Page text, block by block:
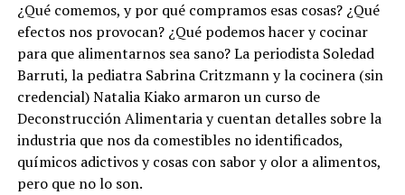
¿Qué comemos, y por qué compramos esas cosas? ¿Qué
efectos nos provocan? ¿Qué podemos hacer y cocinar
para que alimentarnos sea sano? La periodista Soledad
Barruti, la pediatra Sabrina Critzmann y la cocinera (sin
credencial) Natalia Kiako armaron un curso de
Deconstrucción Alimentaria y cuentan detalles sobre la
industria que nos da comestibles no identificados,
químicos adictivos y cosas con sabor y olor a alimentos,
pero que no lo son.